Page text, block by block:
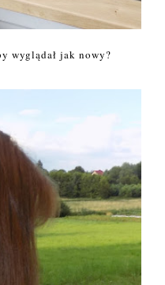
wyglądał jak nowy?